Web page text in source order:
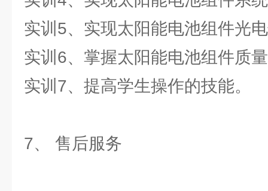
实训5、实现太阳能电池组件光
实训6、掌握太阳能电池组件质
实训7、提高学生操作的技能。
7、 售后服务